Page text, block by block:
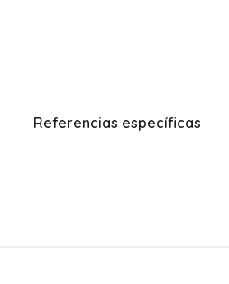
Referencias específicas